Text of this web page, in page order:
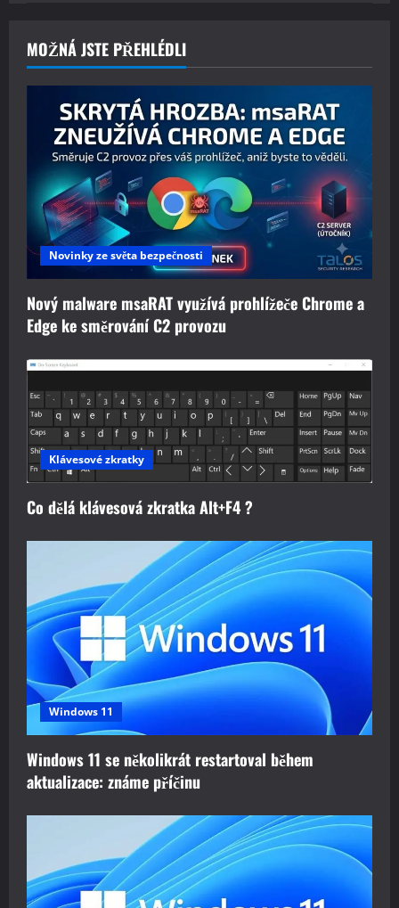
MOŽNÁ JSTE PŘEHLÉDLI
Novinky ze světa bezpečnosti
Nový malware msaRAT využívá prohlížeče Chrome a
Edge ke směrování C2 provozu
Klávesové zkratky
Co dělá klávesová zkratka Alt+F4 ?
Windows 11
Windows 11 se několikrát restartoval během
aktualizace: známe příčinu